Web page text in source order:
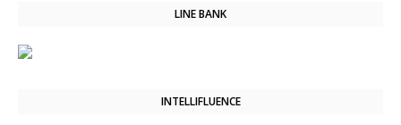
LINE BANK
INTELLIFLUENCE